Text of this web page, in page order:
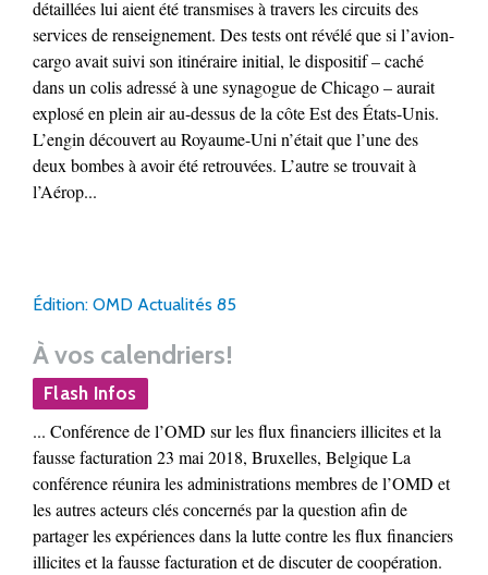
détaillées lui aient été transmises à travers les circuits des
services de renseignement. Des tests ont révélé que si l’avion-
cargo avait suivi son itinéraire initial, le dispositif – caché
dans un colis adressé à une synagogue de Chicago – aurait
explosé en plein air au-dessus de la côte Est des États-Unis.
L’engin découvert au Royaume-Uni n’était que l’une des
deux bombes à avoir été retrouvées. L’autre se trouvait à
l’Aérop...
Édition: OMD Actualités 85
À vos calendriers!
Flash Infos
... Conférence de l’OMD sur les flux financiers illicites et la
fausse facturation 23 mai 2018, Bruxelles, Belgique La
conférence réunira les administrations membres de l’OMD et
les autres acteurs clés concernés par la question afin de
partager les expériences dans la lutte contre les flux financiers
illicites et la fausse facturation et de discuter de coopération.